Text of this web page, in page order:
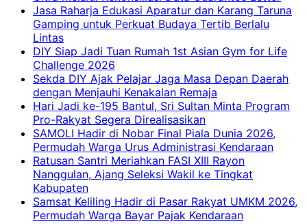
Jasa Raharja Edukasi Aparatur dan Karang Taruna
Gamping untuk Perkuat Budaya Tertib Berlalu
Lintas
DIY Siap Jadi Tuan Rumah 1st Asian Gym for Life
Challenge 2026
Sekda DIY Ajak Pelajar Jaga Masa Depan Daerah
dengan Menjauhi Kenakalan Remaja
Hari Jadi ke-195 Bantul, Sri Sultan Minta Program
Pro-Rakyat Segera Direalisasikan
SAMOLI Hadir di Nobar Final Piala Dunia 2026,
Permudah Warga Urus Administrasi Kendaraan
Ratusan Santri Meriahkan FASI XIII Rayon
Nanggulan, Ajang Seleksi Wakil ke Tingkat
Kabupaten
Samsat Keliling Hadir di Pasar Rakyat UMKM 2026,
Permudah Warga Bayar Pajak Kendaraan